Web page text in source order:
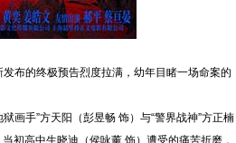
布的终极预告烈度拉满，幼年目睹一场命案的
画手”方天阳（彭昱畅 饰）与“警界战神”方正楠
初高中生晓迪（侯咏薰 饰）遭受的痛苦折磨，